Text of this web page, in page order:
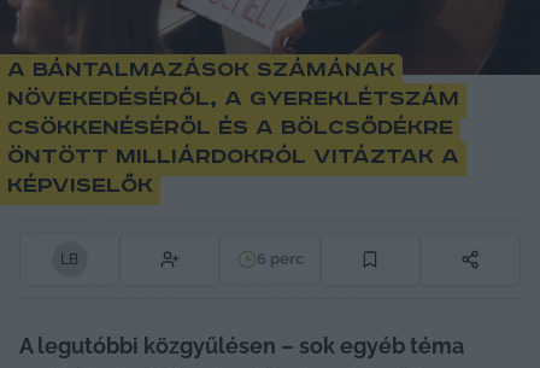
A bántalmazások számának
növekedéséről, a gyereklétszám
csökkenéséről és a bölcsődékre
öntött milliárdokról vitáztak a
képviselők
L B 6 perc
A legutóbbi közgyűlésen – sok egyéb téma